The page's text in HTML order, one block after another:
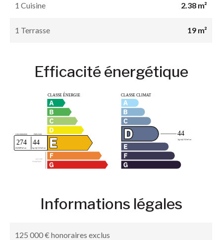
1 Cuisine 2.38 m²
1 Terrasse 19 m²
Efficacité énergétique
Informations légales
125 000 € honoraires exclus